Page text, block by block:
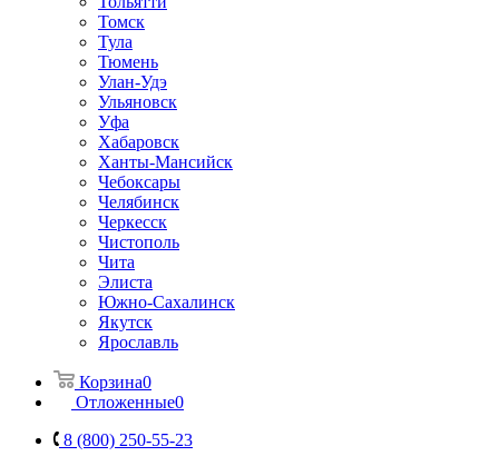
Томск
Тула
Тюмень
Улан-Удэ
Ульяновск
Уфа
Хабаровск
Ханты-Мансийск
Чебоксары
Челябинск
Черкесск
Чистополь
Чита
Элиста
Южно-Сахалинск
Якутск
Ярославль
Корзина0
Отложенные0
8 (800) 250-55-23